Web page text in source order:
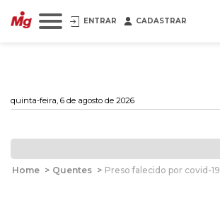
ENTRAR CADASTRAR
quinta-feira, 6 de agosto de 2026
Home > Quentes > Preso falecido por covid-